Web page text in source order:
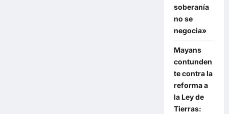
soberanía
no se
negocia»
Mayans
contunden
te contra la
reforma a
la Ley de
Tierras: